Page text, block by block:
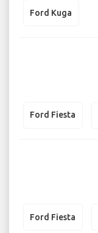
Ford Kuga
Ford Fiesta
Ford Fiesta